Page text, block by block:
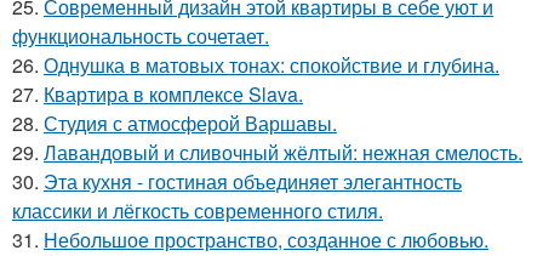
25. Современный дизайн этой квартиры в себе уют и
функциональность сочетает.
26. Однушка в матовых тонах: спокойствие и глубина.
27. Квартира в комплексе Slava.
28. Студия с атмосферой Варшавы.
29. Лавандовый и сливочный жёлтый: нежная смелость.
30. Эта кухня - гостиная объединяет элегантность
классики и лёгкость современного стиля.
31. Небольшое пространство, созданное с любовью.